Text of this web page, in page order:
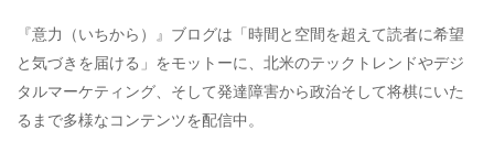
『意力（いちから）』ブログは「時間と空間を超えて読者に希望
と気づきを届ける」をモットーに、北米のテックトレンドやデジ
タルマーケティング、そして発達障害から政治そして将棋にいた
るまで多様なコンテンツを配信中。